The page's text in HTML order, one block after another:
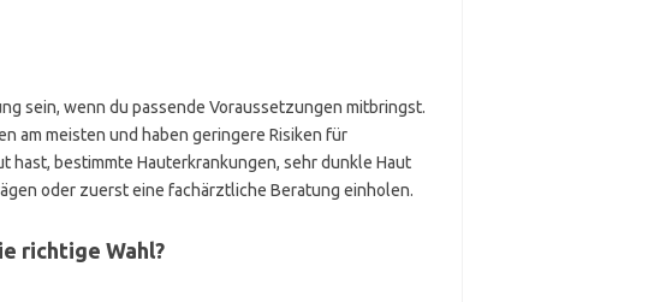
sein, wenn du passende Voraussetzungen mitbringst.
am meisten und haben geringere Risiken für
hast, bestimmte Hauterkrankungen, sehr dunkle Haut
oder zuerst eine fachärztliche Beratung einholen.
richtige Wahl?